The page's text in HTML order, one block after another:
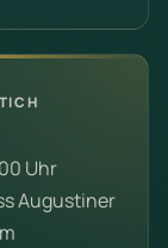
Uhr
Augustiner